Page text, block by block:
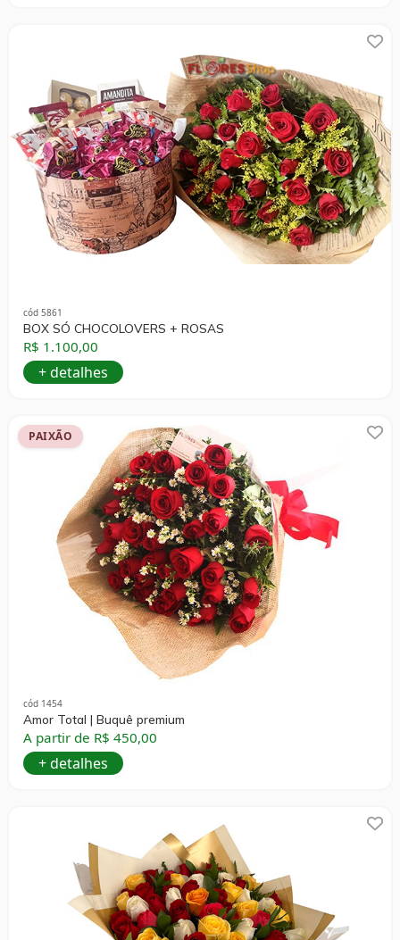
cód 5861
BOX SÓ CHOCOLOVERS + ROSAS
R$ 1.100,00
+ detalhes
PAIXÃO
cód 1454
Amor Total | Buquê premium
A partir de R$ 450,00
+ detalhes